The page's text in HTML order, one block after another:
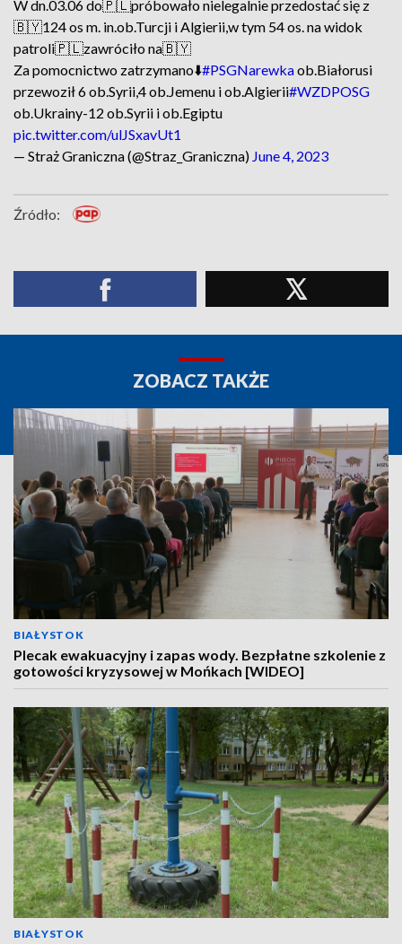
W dn.03.06 do🇵🇱próbowało nielegalnie przedostać się z
🇧🇾124 os m. in.ob.Turcji i Algierii,w tym 54 os. na widok
patroli🇵🇱zawróciło na🇧🇾
Za pomocnictwo zatrzymano⬇️#PSGNarewkaob.Białorusi
przewoził 6 ob.Syrii,4 ob.Jemenu i ob.Algierii#WZDPOSG
ob.Ukrainy-12 ob.Syrii i ob.Egiptu
pic.twitter.com/ulJSxavUt1
— Straż Graniczna (@Straz_Graniczna) June 4, 2023
Źródło:
ZOBACZ TAKŻE
BIAŁYSTOK
Plecak ewakuacyjny i zapas wody. Bezpłatne szkolenie z
gotowości kryzysowej w Mońkach [WIDEO]
BIAŁYSTOK